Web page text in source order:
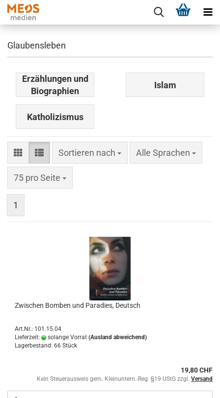
Glaubensleben
Erzählungen und
Biographien
Islam
Katholizismus
Sortieren nach
Sortieren nach Alle Sprachen
75 pro Seite
pro Seite
1
Zwischen Bomben und Paradies, Deutsch
Art.Nr.: 101.15.04
Lieferzeit:
solange Vorrat (Ausland abweichend)
Lagerbestand: 66 Stück
19,80 CHF
Kein Steuerausweis gem. Kleinuntern.-Reg. §19 UStG zzgl. Versand